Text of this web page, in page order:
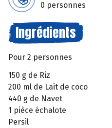
0 personnes
Ingrédients
Pour 2 personnes
150 g de Riz
200 ml de Lait de coco
440 g de Navet
1 pièce échalote
Persil